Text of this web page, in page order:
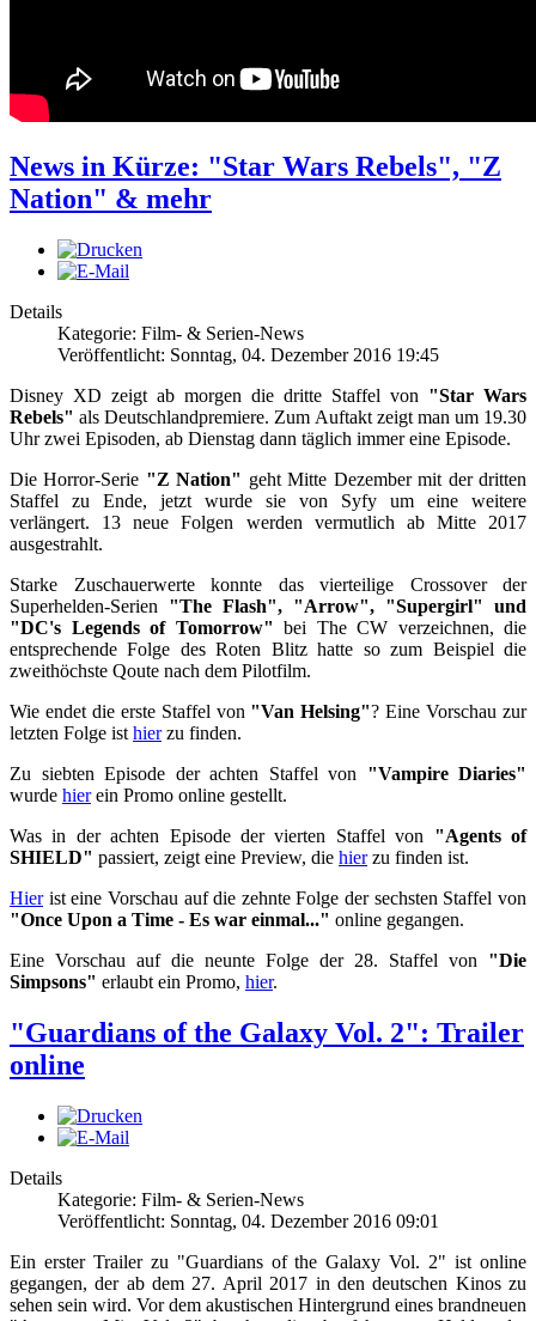
News in Kürze: "Star Wars Rebels", "Z
Nation" & mehr
Details
Kategorie: Film- & Serien-News
Veröffentlicht: Sonntag, 04. Dezember 2016 19:45
Disney XD zeigt ab morgen die dritte Staffel von "Star Wars
Rebels" als Deutschlandpremiere. Zum Auftakt zeigt man um 19.30
Uhr zwei Episoden, ab Dienstag dann täglich immer eine Episode.
Die Horror-Serie "Z Nation" geht Mitte Dezember mit der dritten
Staffel zu Ende, jetzt wurde sie von Syfy um eine weitere
verlängert. 13 neue Folgen werden vermutlich ab Mitte 2017
ausgestrahlt.
Starke Zuschauerwerte konnte das vierteilige Crossover der
Superhelden-Serien "The Flash", "Arrow", "Supergirl" und
"DC's Legends of Tomorrow" bei The CW verzeichnen, die
entsprechende Folge des Roten Blitz hatte so zum Beispiel die
zweithöchste Qoute nach dem Pilotfilm.
Wie endet die erste Staffel von "Van Helsing"? Eine Vorschau zur
letzten Folge ist hierzu finden.
Zu siebten Episode der achten Staffel von "Vampire Diaries"
wurde hierein Promo online gestellt.
Was in der achten Episode der vierten Staffel von "Agents of
SHIELD" passiert, zeigt eine Preview, die hierzu finden ist.
Hierist eine Vorschau auf die zehnte Folge der sechsten Staffel von
"Once Upon a Time - Es war einmal..." online gegangen.
Eine Vorschau auf die neunte Folge der 28. Staffel von "Die
Simpsons" erlaubt ein Promo, hier.
"Guardians of the Galaxy Vol. 2": Trailer
online
Details
Kategorie: Film- & Serien-News
Veröffentlicht: Sonntag, 04. Dezember 2016 09:01
Ein erster Trailer zu "Guardians of the Galaxy Vol. 2" ist online
gegangen, der ab dem 27. April 2017 in den deutschen Kinos zu
sehen sein wird. Vor dem akustischen Hintergrund eines brandneuen